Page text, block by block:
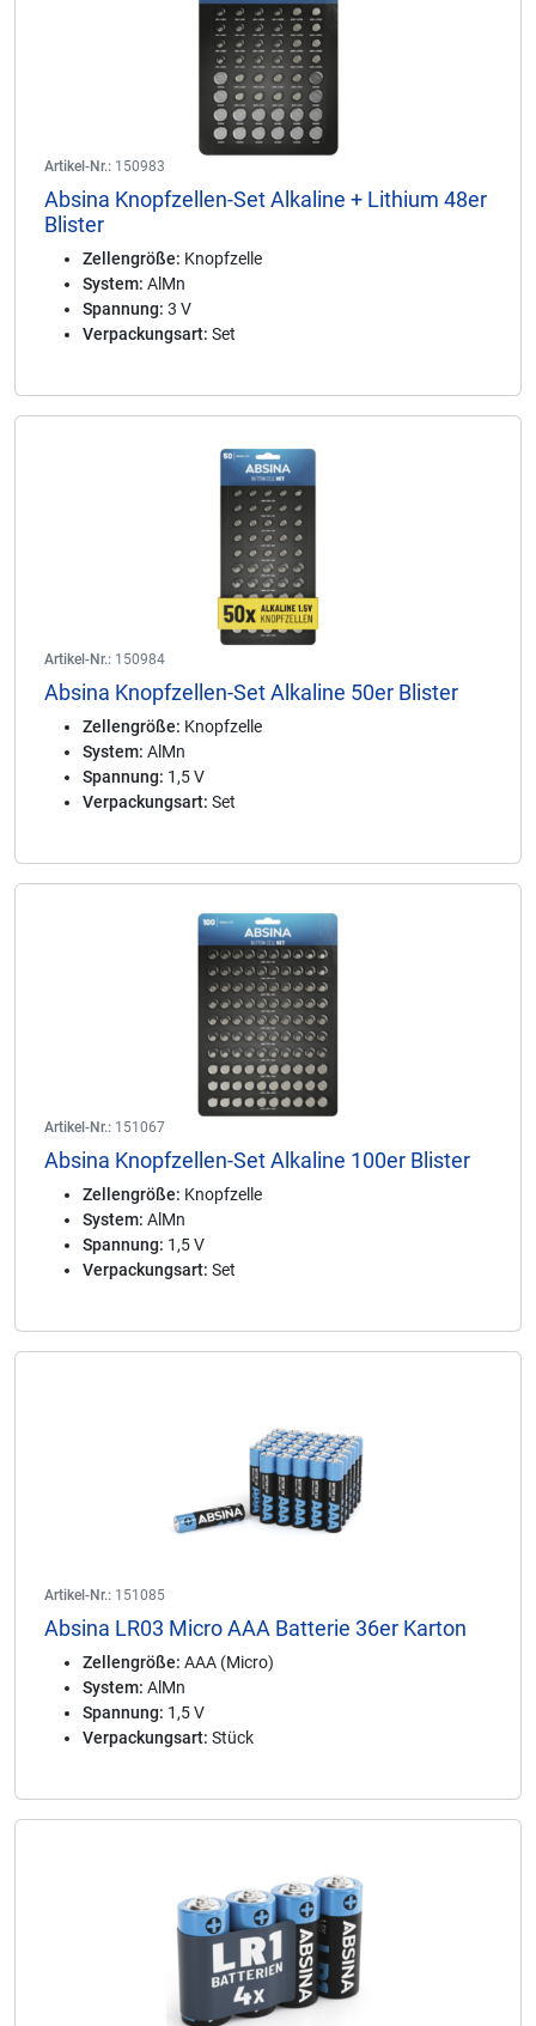
Artikel-Nr.: 150983
Absina Knopfzellen-Set Alkaline + Lithium 48er
Blister
Zellengröße: Knopfzelle
System: AlMn
Spannung: 3 V
Verpackungsart: Set
Artikel-Nr.: 150984
Absina Knopfzellen-Set Alkaline 50er Blister
Zellengröße: Knopfzelle
System: AlMn
Spannung: 1,5 V
Verpackungsart: Set
Artikel-Nr.: 151067
Absina Knopfzellen-Set Alkaline 100er Blister
Zellengröße: Knopfzelle
System: AlMn
Spannung: 1,5 V
Verpackungsart: Set
Artikel-Nr.: 151085
Absina LR03 Micro AAA Batterie 36er Karton
Zellengröße: AAA (Micro)
System: AlMn
Spannung: 1,5 V
Verpackungsart: Stück